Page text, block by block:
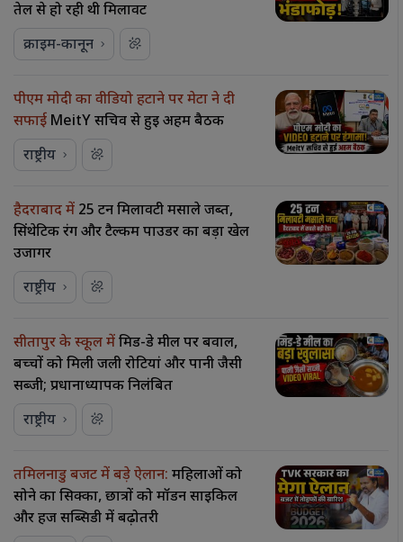
तेल से हो रही थी मिलावट
क्राइम-कानून
पीएम मोदी का वीडियो हटाने पर मेटा ने दी
सफाई MeitY सचिव से हुई अहम बैठक
राष्ट्रीय
हैदराबाद में 25 टन मिलावटी मसाले जब्त,
सिंथेटिक रंग और टैल्कम पाउडर का बड़ा खेल
उजागर
राष्ट्रीय
सीतापुर के स्कूल मेंमिड-डे मील पर बवाल,
बच्चों को मिली जली रोटियां और पानी जैसी
सब्जी; प्रधानाध्यापक निलंबित
राष्ट्रीय
तमिलनाडु बजट में बड़े ऐलान: महिलाओं को
सोने का सिक्का, छात्रों को मॉडर्न साइकिल
और हज सब्सिडी में बढ़ोतरी